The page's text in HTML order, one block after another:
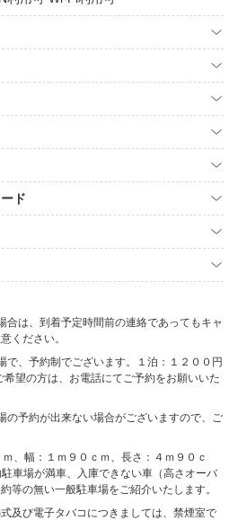
ド
合は、到着予定時間前の連絡であってもキャ
ください。
で、予約制でございます。１泊：１２００円
望の方は、お電話にてご予約をお願いいた
の予約が出来ない場合がございますので、ご
、幅：１ｍ９０ｃｍ、長さ：４ｍ９０ｃ
車場が満車、入庫できない車（高さオーバ
等の無い一般駐車場をご紹介いたします。
及び電子タバコにつきましては、禁煙室で